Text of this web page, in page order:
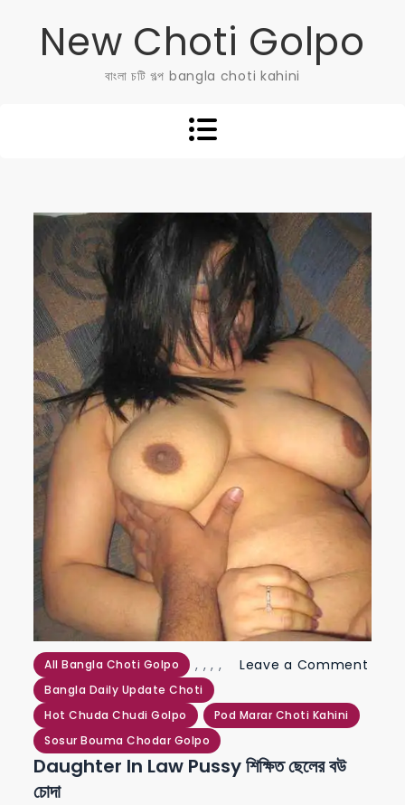
New Choti Golpo
বাংলা চটি গল্প bangla choti kahini
All Bangla Choti Golpo ,
Bangla Daily Update Choti
,
Hot Chuda Chudi Golpo
,
Pod Marar Choti Kahini
,
Sosur Bouma Chodar Golpo
Leave a Comment
daughter
in
law
Daughter In Law Pussy শিক্ষিত ছেলের বউ
চোদা